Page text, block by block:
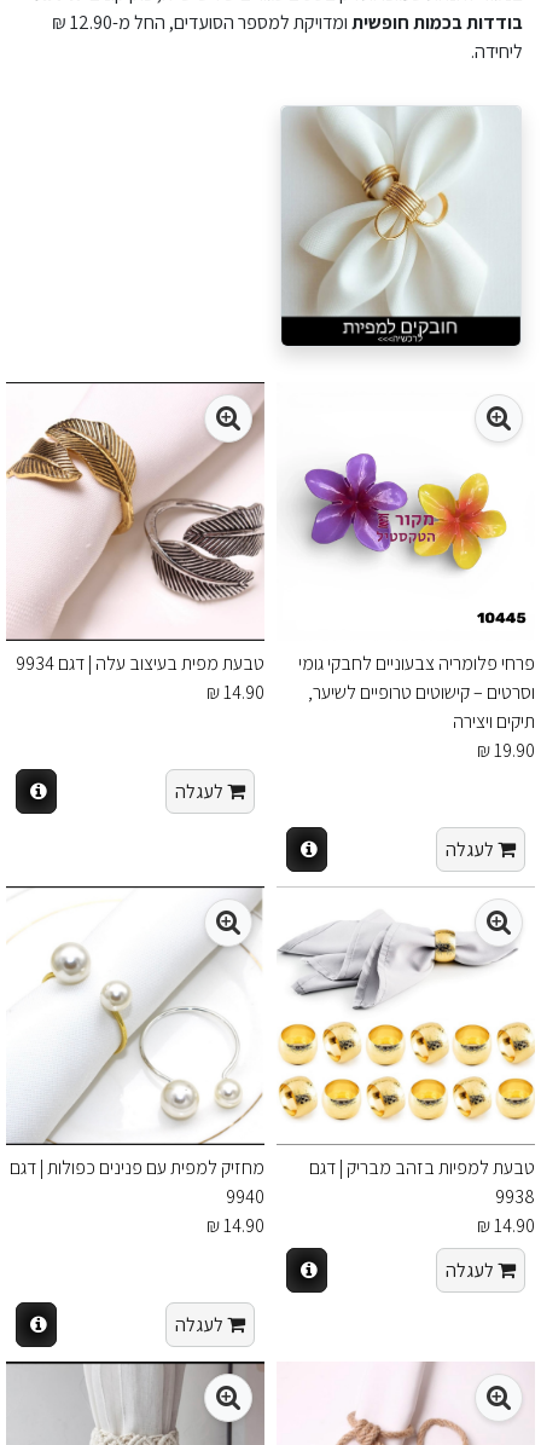
בודדות בכמות חופשית
ומדויקת למספר הסועדים, החל מ-12.90 ₪
ליחידה.
פרחי פלומריה צבעוניים לחבקי גומי
וסרטים – קישוטים טרופיים לשיער,
תיקים ויצירה
19.90 ₪
לעגלה
טבעת מפית בעיצוב עלה | דגם 9934
14.90 ₪
לעגלה
טבעת למפיות בזהב מבריק | דגם
9938
14.90 ₪
לעגלה
מחזיק למפית עם פנינים כפולות | דגם
9940
14.90 ₪
לעגלה